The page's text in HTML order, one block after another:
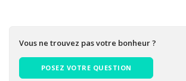
Vous ne trouvez pas votre bonheur ?
POSEZ VOTRE QUESTION